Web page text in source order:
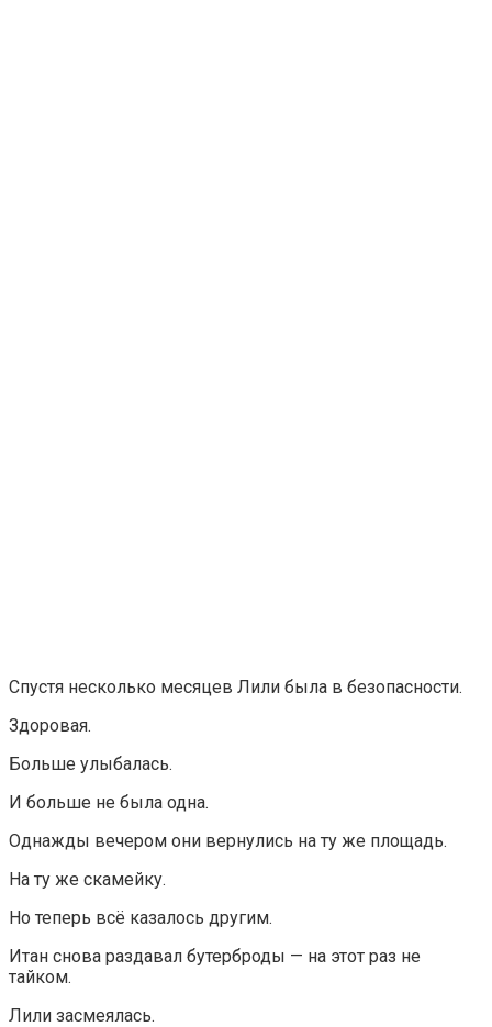
Спустя несколько месяцев Лили была в безопасности.
Здоровая.
Больше улыбалась.
И больше не была одна.
Однажды вечером они вернулись на ту же площадь.
На ту же скамейку.
Но теперь всё казалось другим.
Итан снова раздавал бутерброды — на этот раз не
тайком.
Лили засмеялась.